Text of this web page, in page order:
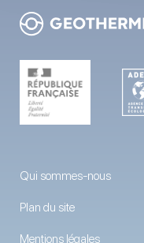
Qui sommes-nous
Plan du site
Mentions légales